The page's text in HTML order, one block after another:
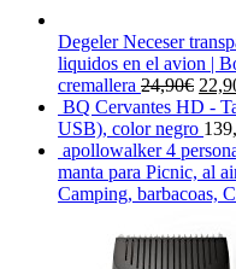
Degeler Neceser
liquidos en el avion |
cremallera 24,90€ El
era:
BQ Cervantes HD -
USB), color negro
apollowalker 4
manta para Picnic, al
Camping, barbacoas,